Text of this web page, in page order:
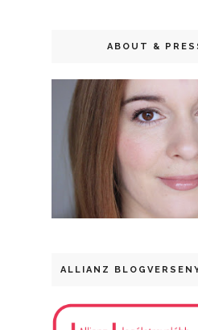
ABOUT &
ALLIANZ